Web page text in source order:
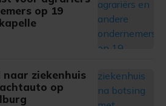
op 19
naar ziekenhuis
op